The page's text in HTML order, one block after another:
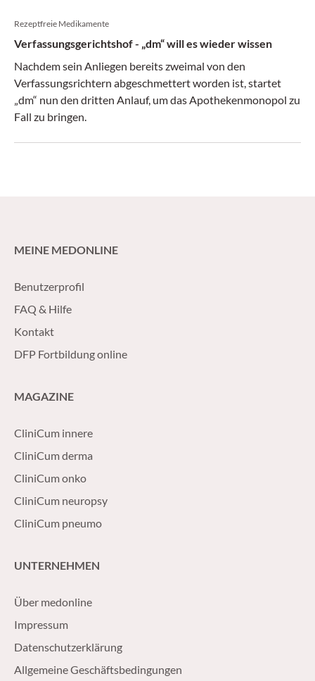
Rezeptfreie Medikamente
Verfassungsgerichtshof - „dm“ will es wieder wissen
Nachdem sein Anliegen bereits zweimal von den
Verfassungsrichtern abgeschmettert worden ist, startet
„dm“ nun den dritten Anlauf, um das Apothekenmonopol zu
Fall zu bringen.
MEINE MEDONLINE
Benutzerprofil
FAQ & Hilfe
Kontakt
DFP Fortbildung online
MAGAZINE
CliniCum innere
CliniCum derma
CliniCum onko
CliniCum neuropsy
CliniCum pneumo
UNTERNEHMEN
Über medonline
Impressum
Datenschutzerklärung
Allgemeine Geschäftsbedingungen